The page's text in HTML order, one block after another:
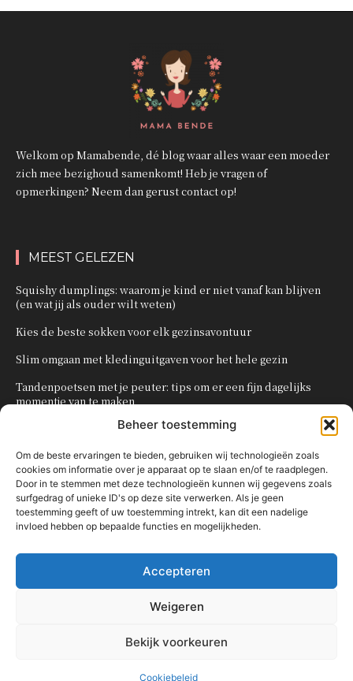
Beheer toestemming
Om de beste ervaringen te bieden, gebruiken wij technologieën zoals
cookies om informatie over je apparaat op te slaan en/of te raadplegen.
Door in te stemmen met deze technologieën kunnen wij gegevens zoals
surfgedrag of unieke ID's op deze site verwerken. Als je geen
toestemming geeft of uw toestemming intrekt, kan dit een nadelige
invloed hebben op bepaalde functies en mogelijkheden.
Accepteren
Weigeren
Bekijk voorkeuren
Cookiebeleid
Welkom op Mamabende, dé blog waar alles waar een moeder
zich mee bezighoud samenkomt! Heb je vragen of
opmerkingen? Neem dan gerust contact op!
MEEST GELEZEN
Squishy dumplings: waarom je kind er niet vanaf kan blijven
(en wat jij als ouder wilt weten)
Kies de beste sokken voor elk gezinsavontuur
Slim omgaan met kledinguitgaven voor het hele gezin
Tandenpoetsen met je peuter: tips om er een fijn dagelijks
momentje van te maken
Zo organiseer je een onvergetelijk kinderfeestje
POPULAIRE CATEGORIEËN
OVERIG
KNUTSELEN MET KINDEREN
TRAKTATIES
80